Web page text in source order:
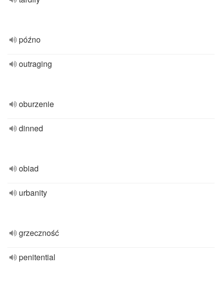
późno
outraging
oburzenie
dinned
obiad
urbanity
grzeczność
penitential